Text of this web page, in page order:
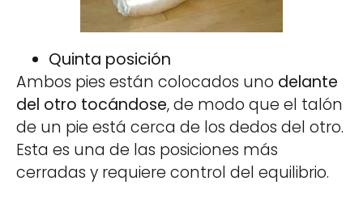
Quinta posición
Ambos pies están colocados uno delante
del otro tocándose, de modo que el talón
de un pie está cerca de los dedos del otro.
Esta es una de las posiciones más
cerradas y requiere control del equilibrio.